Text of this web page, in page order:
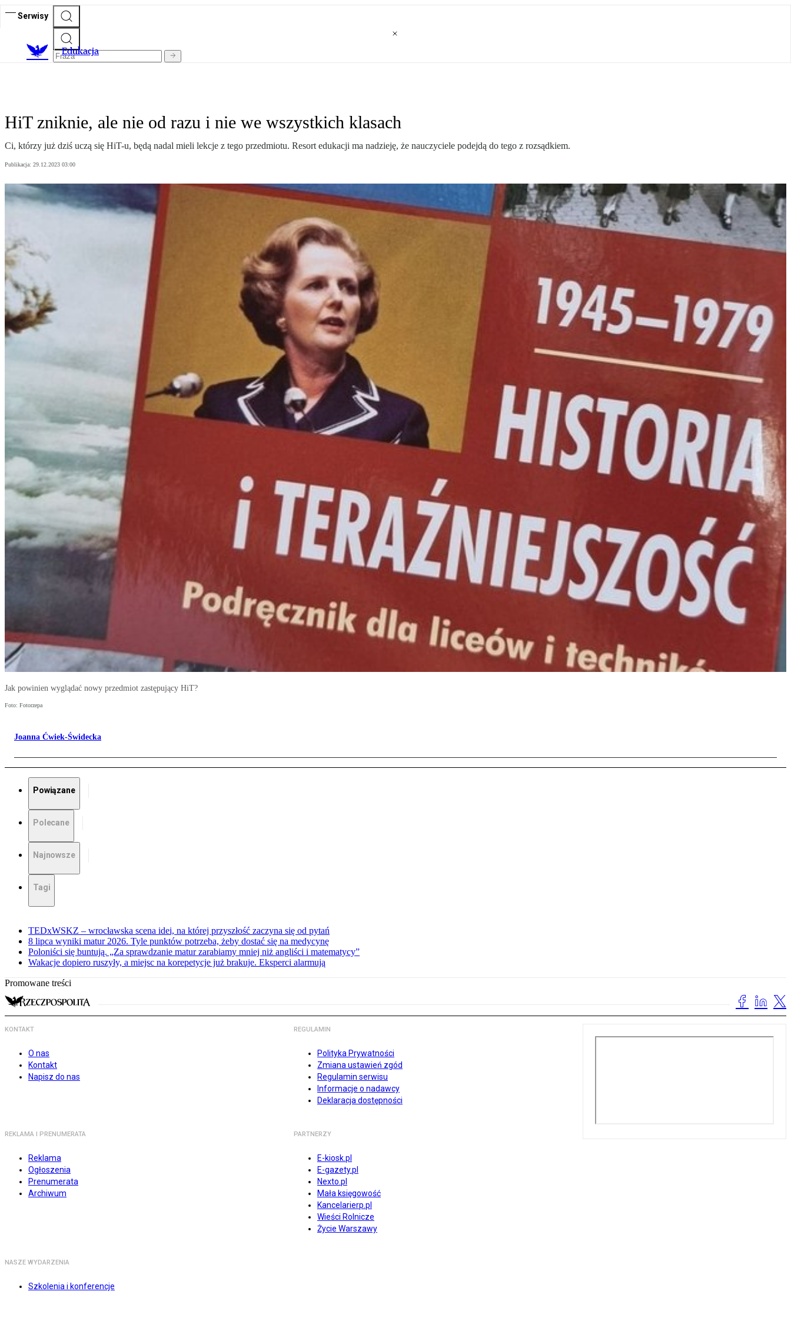
Serwisy
Edukacja
HiT zniknie, ale nie od razu i nie we wszystkich klasach
Ci, którzy już dziś uczą się HiT-u, będą nadal mieli lekcje z tego przedmiotu. Resort edukacji ma nadzieję, że nauczyciele podejdą do tego z rozsądkiem.
Publikacja: 29.12.2023 03:00
Jak powinien wyglądać nowy przedmiot zastępujący HiT?
Foto: Fotorzepa
Joanna Ćwiek-Świdecka
Powiązane
Polecane
Najnowsze
Tagi
TEDxWSKZ – wrocławska scena idei, na której przyszłość zaczyna się od pytań
8 lipca wyniki matur 2026. Tyle punktów potrzeba, żeby dostać się na medycynę
Poloniści się buntują. „Za sprawdzanie matur zarabiamy mniej niż angliści i matematycy”
Wakacje dopiero ruszyły, a miejsc na korepetycje już brakuje. Eksperci alarmują
Promowane treści
KONTAKT
O nas
Kontakt
Napisz do nas
REGULAMIN
Polityka Prywatności
Zmiana ustawień zgód
Regulamin serwisu
Informacje o nadawcy
Deklaracja dostępności
REKLAMA I PRENUMERATA
Reklama
Ogłoszenia
Prenumerata
Archiwum
PARTNERZY
E-kiosk.pl
E-gazety.pl
Nexto.pl
Mała księgowość
Kancelarierp.pl
Wieści Rolnicze
Życie Warszawy
NASZE WYDARZENIA
Szkolenia i konferencje